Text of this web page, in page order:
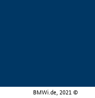
BMWi.de, 2021 ©